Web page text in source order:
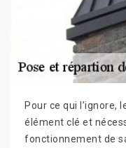
Pour ce qui l’ignore,
élément clé et
fonctionnement de